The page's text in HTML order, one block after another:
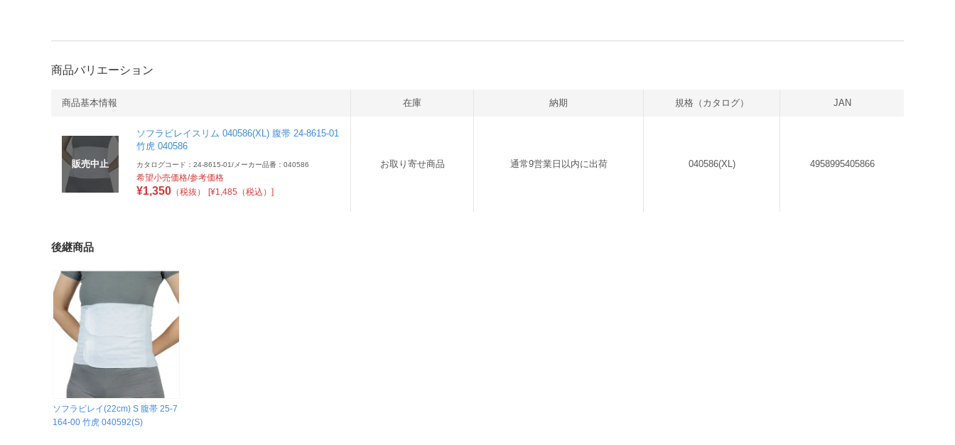
商品バリエーション
商品基本情報 在庫 納期 規格（カタログ） JAN
販売中止
ソフラビレイスリム 040586(XL) 腹帯 24-8615-01
竹虎 040586
カタログコード：24-8615-01/ メーカー品番：040586
希望小売価格/参考価格
¥1,350 （税抜） [¥1,485（税込）]
お取り寄せ商品 通常9営業日以内に出荷 040586(XL) 4958995405866
後継商品
ソフラビレイ(22cm) S 腹帯 25-7
164-00 竹虎 040592(S)